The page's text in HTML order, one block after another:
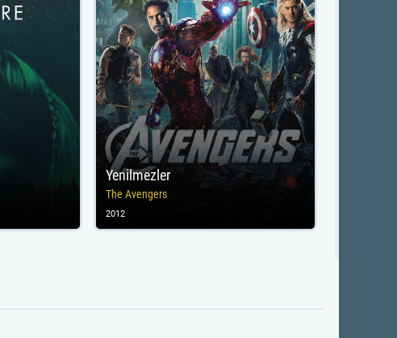
Yenilmezler
The Avengers
2012